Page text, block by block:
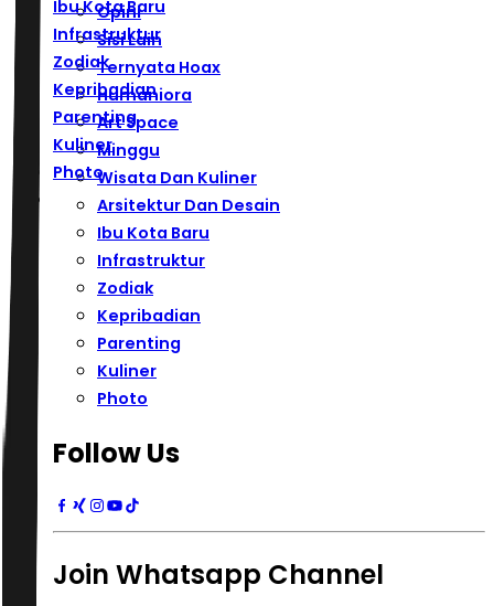
Ibu Kota Baru
Infrastruktur
Zodiak
Kepribadian
Parenting
Kuliner
Photo
Opini
Sisi Lain
Ternyata Hoax
Humaniora
Art Space
Minggu
Wisata Dan Kuliner
Arsitektur Dan Desain
Ibu Kota Baru
Infrastruktur
Zodiak
Kepribadian
Parenting
Kuliner
Photo
Follow Us
Join Whatsapp Channel